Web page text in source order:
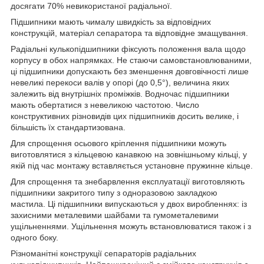
досягати 70% невикористаної радіальної.
Підшипники мають чималу швидкість за відповідних
конструкцій, матеріал сепаратора та відповідне змащування.
Радіальні кулькопідшипники фіксують положення вала щодо
корпусу в обох напрямках. Не стаючи самовстановлюваними,
ці підшипники допускають без зменшення довговічності лише
невеликі перекоси валів у опорі (до 0,5°), величина яких
залежить від внутрішніх проміжків. Водночас підшипники
мають обертатися з невеликою частотою. Число
конструктивних різновидів цих підшипників досить велике, і
більшість їх стандартизована.
Для спрощення осьового кріплення підшипники можуть
виготовлятися з кільцевою канавкою на зовнішньому кільці, у
якій під час монтажу вставляється установне пружинне кільце.
Для спрощення та знебарвлення експлуатації виготовляють
підшипники закритого типу з одноразовою закладкою
мастила. Ці підшипники випускаються у двох виробленнях: із
захисними металевими шайбами та гумометалевими
ущільненнями. Ущільнення можуть встановлюватися також і з
одного боку.
Різноманітні конструкції сепараторів радіальних